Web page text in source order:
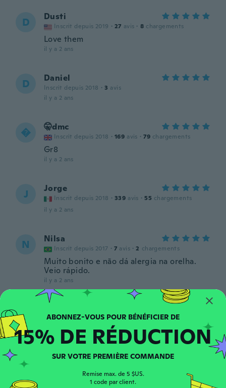
D Dusti
Inscrit depuis 2019 · 27 avis · 8 chargements
Love them
il y a 2 ans
D Daniel
Inscrit depuis 2018 · 3 avis
il y a 2 ans
 🤫dmc
Inscrit depuis 2018 · 169 avis · 79 chargements
Gr8
il y a 2 ans
J Jorge
Inscrit depuis 2018 · 339 avis · 55 chargements
il y a 2 ans
N Nilsa
Inscrit depuis 2017 · 7 avis · 2 chargements
Muito bonito e não dá alergia na orelha.
Veio rápido.
il y a 2 ans
M Inscrit depuis 2018 · 257 avis
il y a 2 ans
Q Quinn
avis
She loved them
15% DE RÉDUCTION
SUR VOTRE PREMIÈRE COMMANDE
Remise max. de 5 $US.
1 code par client.